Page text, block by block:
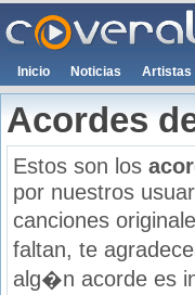
Inicio Noticias Artistas
Acordes
Estos son los
por nuestros
canciones
faltan, te
alg�n acorde es